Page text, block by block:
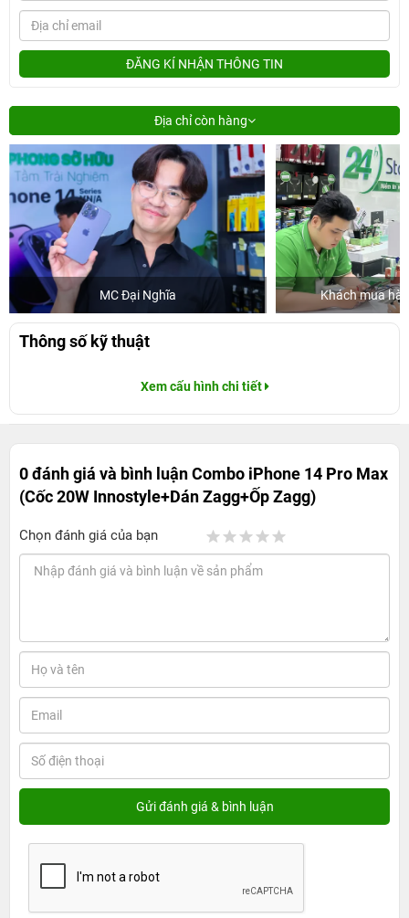
ĐĂNG KÍ NHẬN THÔNG TIN
Địa chỉ còn hàng
MC Đại Nghĩa Khách mua
Thông số kỹ thuật
Xem cấu hình chi tiết
0 đánh giá và bình luậnCombo iPhone 14 Pro Max
(Cốc 20W Innostyle+Dán Zagg+Ốp Zagg)
Chọn đánh giá của bạn